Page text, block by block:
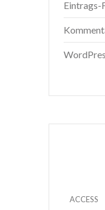
Eintrags-
ACCESS